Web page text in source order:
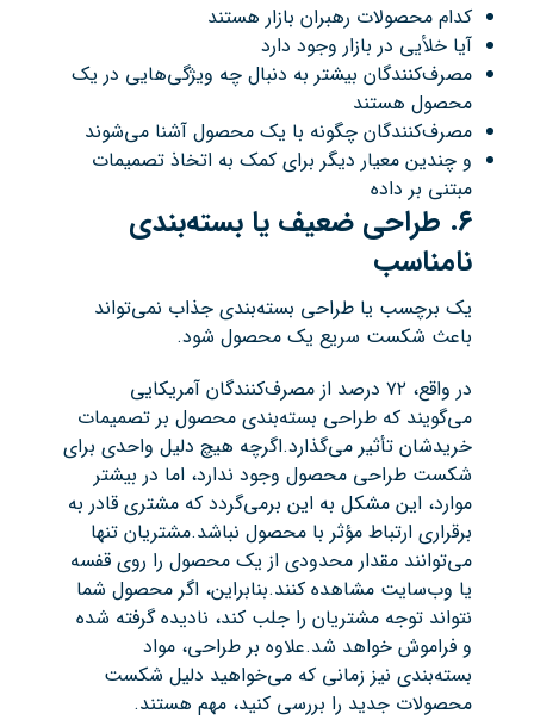
کدام محصولات رهبران بازار هستند
آیا خلأیی در بازار وجود دارد
مصرف‌کنندگان بیشتر به دنبال چه ویژگی‌هایی در یک
محصول هستند
مصرف‌کنندگان چگونه با یک محصول آشنا می‌شوند
و چندین معیار دیگر برای کمک به اتخاذ تصمیمات
مبتنی بر داده
۶. طراحی ضعیف یا بسته‌بندی
نامناسب
یک برچسب یا طراحی بسته‌بندی جذاب نمی‌تواند
باعث شکست سریع یک محصول شود.
در واقع، ۷۲ درصد از مصرف‌کنندگان آمریکایی
می‌گویند که طراحی بسته‌بندی محصول بر تصمیمات
خریدشان تأثیر می‌گذارد.اگرچه هیچ دلیل واحدی برای
شکست طراحی محصول وجود ندارد، اما در بیشتر
موارد، این مشکل به این برمی‌گردد که مشتری قادر به
برقراری ارتباط مؤثر با محصول نباشد.مشتریان تنها
می‌توانند مقدار محدودی از یک محصول را روی قفسه
یا وب‌سایت مشاهده کنند.بنابراین، اگر محصول شما
نتواند توجه مشتریان را جلب کند، نادیده گرفته شده
و فراموش خواهد شد.علاوه بر طراحی، مواد
بسته‌بندی نیز زمانی که می‌خواهید دلیل شکست
محصولات جدید را بررسی کنید، مهم هستند.